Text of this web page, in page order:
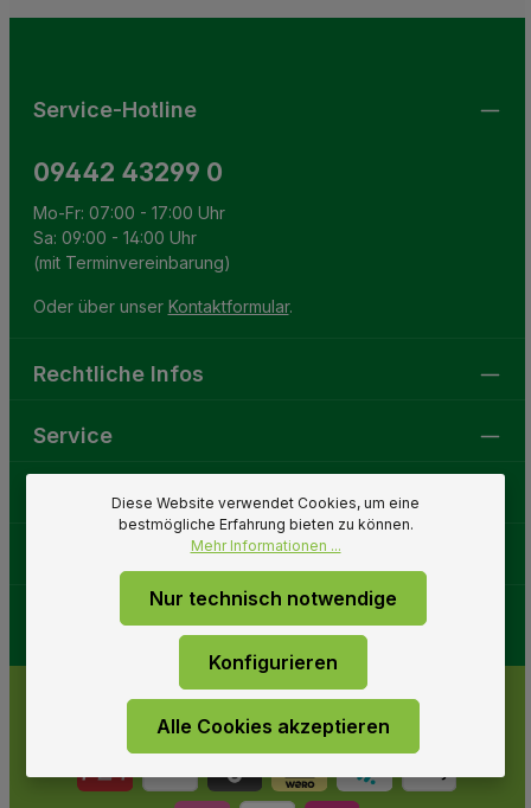
Service-Hotline
09442 43299 0
Mo-Fr: 07:00 - 17:00 Uhr
Sa: 09:00 - 14:00 Uhr
(mit Terminvereinbarung)
Oder über unser Kontaktformular.
Rechtliche Infos
Service
GartenweltDiese Website verwendet Cookies, um eine
bestmögliche Erfahrung bieten zu können.
Mehr Informationen ...
Nur technisch notwendige
Konfigurieren
Alle Cookies akzeptieren